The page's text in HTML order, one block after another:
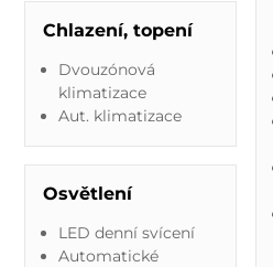
Chlazení, topení
Dvouzónová
klimatizace
Aut. klimatizace
Osvětlení
LED denní svícení
Automatické